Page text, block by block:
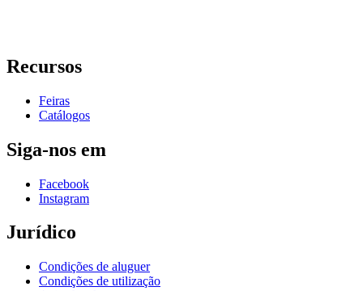
Recursos
Feiras
Catálogos
Siga-nos em
Facebook
Instagram
Jurídico
Condições de aluguer
Condições de utilização